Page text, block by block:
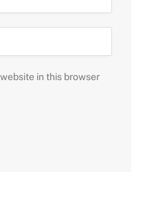
in this browser